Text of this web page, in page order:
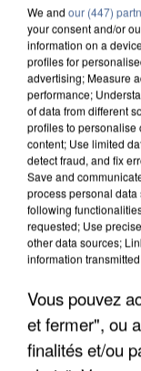
UN SECOND
INTERPELLÉ
We and our (447)
your consent and/or
information on a
profiles for
advertising; Measure
performance;
of data from different
profiles to personalise
content; Use limited
detect fraud, and fix
Save and
process personal
following
requested; Use
other data sources;
information
Vous pouvez
et fermer", ou
finalités et/ou